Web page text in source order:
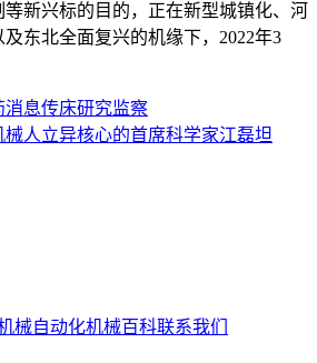
新兴标的目的，正在新型城镇化、河
东北全面复兴的机缘下，2022年3
消息传床研究监察
械人立异核心的首席科学家江磊坦
械自动化机械百科联系我们